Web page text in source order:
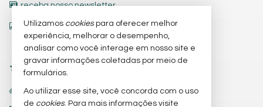
receba nosso newsletter
indicadores financeiros
cadastre seu imóvel
imóveis favoritos
trabalhe conosco
Utilizamos cookiespara oferecer melhor
experiência, melhorar o desempenho,
analisar como você interage em nosso site e
gravar informações coletadas por meio de
formulários.
Ao utilizar esse site, você concorda com o uso
de cookies. Para mais informações visite